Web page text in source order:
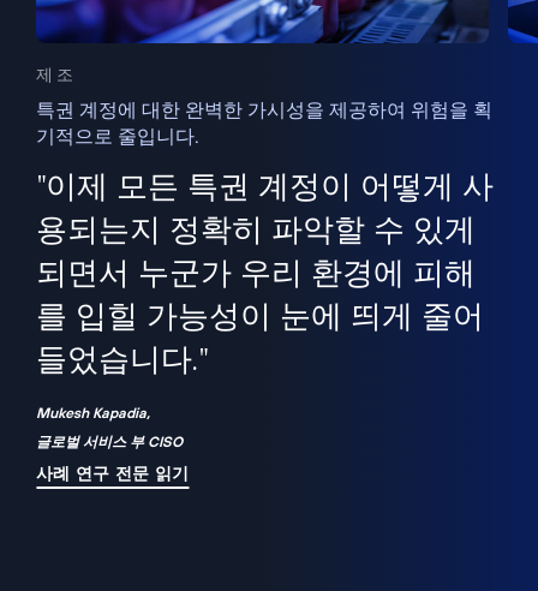
제조
특권 계정에 대한 완벽한 가시성을 제공하여 위험을 획
기적으로 줄입니다.
"이제 모든 특권 계정이 어떻게 사
용되는지 정확히 파악할 수 있게
되면서 누군가 우리 환경에 피해
를 입힐 가능성이 눈에 띄게 줄어
들었습니다."
Mukesh Kapadia,
글로벌 서비스 부 CISO
사례 연구 전문 읽기